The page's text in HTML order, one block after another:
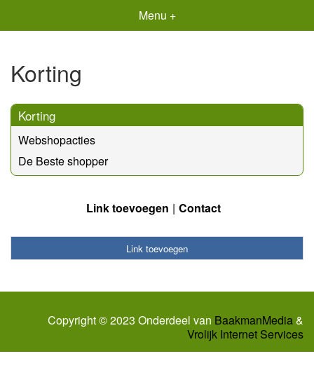
Menu +
Korting
Korting
Webshopacties
De Beste shopper
Link toevoegen Contact
Link toevoegen
Copyright © 2023 Onderdeel van BaakmanMedia&
Vrolijk Internet Services